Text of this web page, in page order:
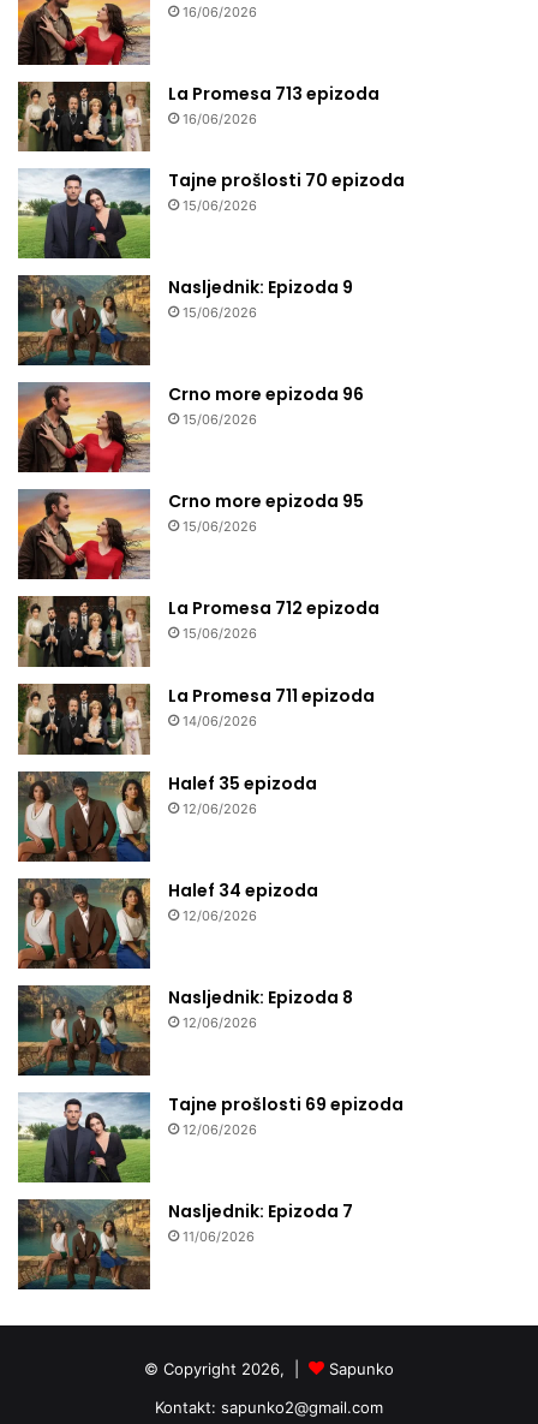
16/06/2026
La Promesa 713 epizoda
16/06/2026
Tajne prošlosti 70 epizoda
15/06/2026
Nasljednik: Epizoda 9
15/06/2026
Crno more epizoda 96
15/06/2026
Crno more epizoda 95
15/06/2026
La Promesa 712 epizoda
15/06/2026
La Promesa 711 epizoda
14/06/2026
Halef 35 epizoda
12/06/2026
Halef 34 epizoda
12/06/2026
Nasljednik: Epizoda 8
12/06/2026
Tajne prošlosti 69 epizoda
12/06/2026
Nasljednik: Epizoda 7
11/06/2026
© Copyright 2026, |
Sapunko
Kontakt: sapunko2@gmail.com